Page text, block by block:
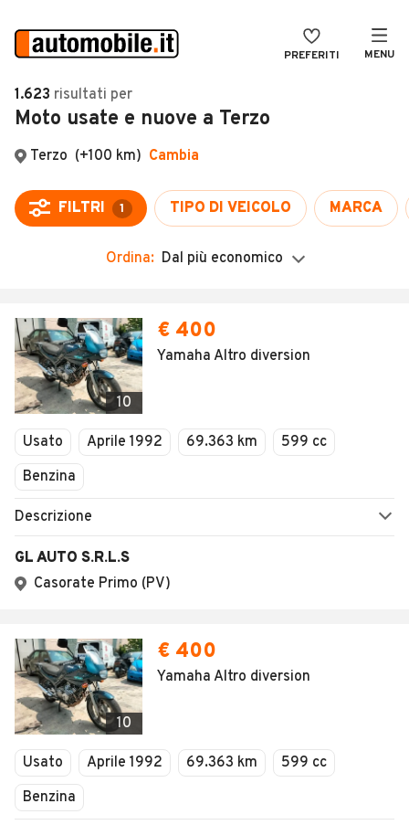
PREFERITI MENU
Auto
Auto usate
Auto Km 0
Auto Nuove
Noleggio a lungo termine
Moto
Camper
Veicoli Commerciali
Concessionari
VENDI
MAGAZINE
ACCEDI
1.623 risultati per
Moto usate e nuove a Terzo
Ordina: Dal più economico
10
€ 400
Yamaha Altro diversion
Usato Aprile 1992 69.363 km
599 cc
Benzina
Descrizione
GL AUTO S.R.L.S
Casorate Primo (PV)
10
€ 400
Yamaha Altro diversion
Usato Aprile 1992 69.363 km
599 cc
Benzina